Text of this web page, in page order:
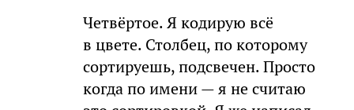
Четвёртое. Я кодирую всё
в цвете. Столбец, по которому
сортируешь, подсвечен. Просто
когда по имени — я не считаю